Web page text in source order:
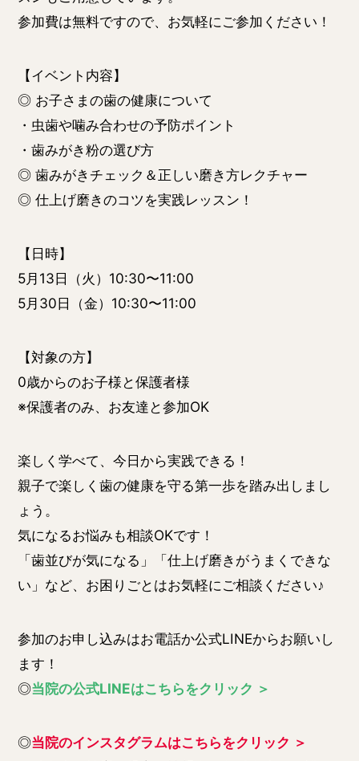
参加費は無料ですので、お気軽にご参加ください！
【イベント内容】
◎ お子さまの歯の健康について
・虫歯や噛み合わせの予防ポイント
・歯みがき粉の選び方
◎ 歯みがきチェック＆正しい磨き方レクチャー
◎ 仕上げ磨きのコツを実践レッスン！
【日時】
5月13日（火）10:30〜11:00
5月30日（金）10:30〜11:00
【対象の方】
0歳からのお子様と保護者様
※保護者のみ、お友達と参加OK
楽しく学べて、今日から実践できる！
親子で楽しく歯の健康を守る第一歩を踏み出しまし
ょう。
気になるお悩みも相談OKです！
「歯並びが気になる」「仕上げ磨きがうまくできな
い」など、お困りごとはお気軽にご相談ください♪
参加のお申し込みはお電話か公式LINEからお願いし
ます！
◎当院の公式LINEはこちらをクリック ＞
◎当院のインスタグラムはこちらをクリック ＞